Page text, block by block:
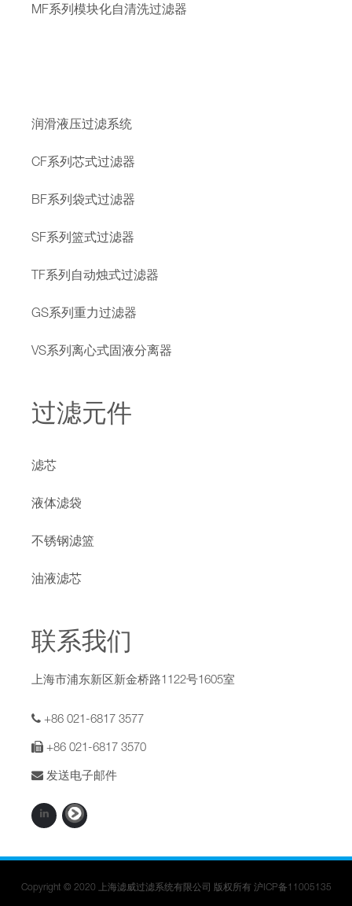
MF系列模块化自清洗过滤器
润滑液压过滤系统
CF系列芯式过滤器
BF系列袋式过滤器
SF系列篮式过滤器
TF系列自动烛式过滤器
GS系列重力过滤器
VS系列离心式固液分离器
过滤元件
滤芯
液体滤袋
不锈钢滤篮
油液滤芯
联系我们
上海市浦东新区新金桥路1122号1605室
+86 021-6817 3577
+86 021-6817 3570
发送电子邮件
Copyright © 2020 上海滤威过滤系统有限公司 版权所有 沪ICP备11005135